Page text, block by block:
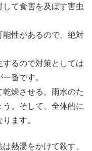
て食害を及ぼす害虫
能性があるので、絶対
るので対策としては
番です。
燥させる。雨水のた
。そして、全体的に
ます。
熱湯をかけて殺す。